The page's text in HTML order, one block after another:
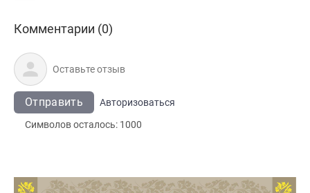
Комментарии (0)
Отправить
Авторизоваться
Символов осталось: 1000